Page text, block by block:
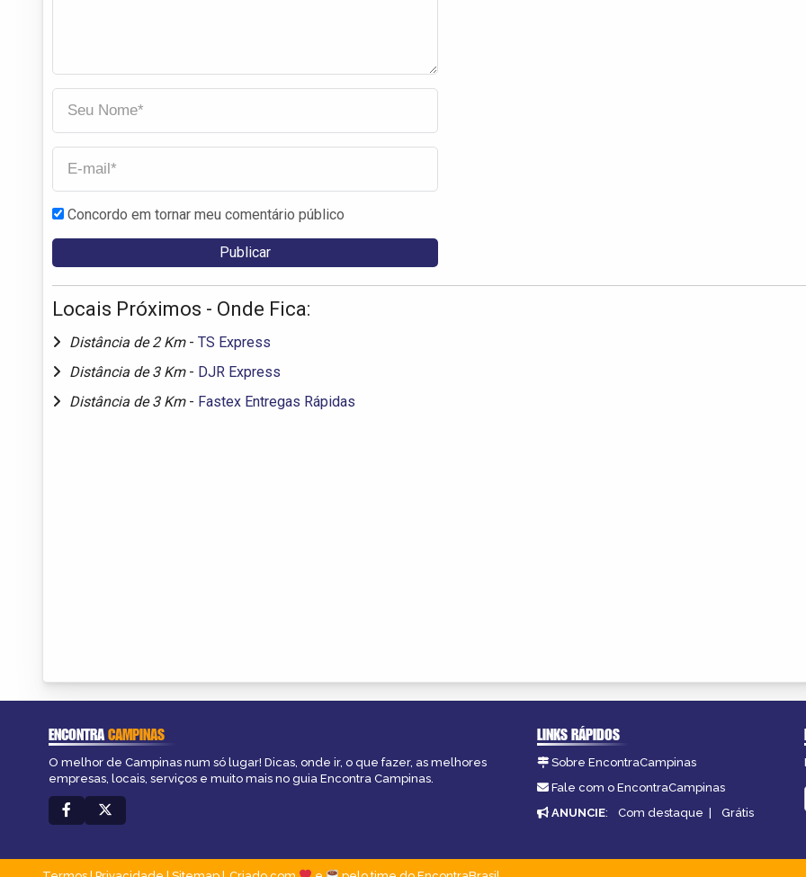
Concordo em tornar meu comentário público
Locais Próximos - Onde Fica:
Distância de 2 Km - TS Express
Distância de 3 Km - DJR Express
Distância de 3 Km - Fastex Entregas Rápidas
ENCONTRACAMPINAS
O melhor de Campinas num só lugar! Dicas, onde ir, o que fazer, as melhores
empresas, locais, serviços e muito mais no guia Encontra Campinas.
LINKS RÁPIDOS
Sobre EncontraCampinas
Fale com o EncontraCampinas
ANUNCIE: Com destaque | Grátis